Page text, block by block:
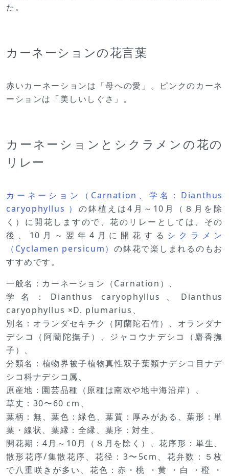
た。
カーネーションの花言葉
赤いカーネーションは「母への愛」。ピンクのカーネ
ーションは「美しいしぐさ」。
カーネーションとシクラメンの花の
リレー
カーネーション（Carnation、学名：Dianthus
caryophyllus ） の鉢植えは4月～10月（８月を除
く）に開花しますので、花のリレーとしては、その
後、10月～翌年4月に開花する シクラメン
（Cyclamen persicum）の鉢花で楽しまれるのもお
すすめです。
一般名：カーネーション（Carnation）、
学名：Dianthus caryophyllus、Dianthus
caryophyllus ×D. plumarius、
別名：オランダセキチク（阿蘭陀石竹）、オランダナ
デシコ（阿蘭陀撫子）、ジャコウナデシコ（麝香撫
子）、
分類名：植物界被子植物真性双子葉類ナデシコ目ナデ
シコ科ナデシコ属、
原産地：園芸品種（原種は南欧や地中海沿岸）、
草丈：30〜60 cm、
葉柄：無、葉色：緑色、葉質：厚みがある、葉形：単
葉・線状、葉縁：全縁、葉序：対生、
開花期：4月～10月（８月を除く）、花序形：単生、
散形花序/集散花序、花径：3〜5cm、花弁数：５枚
で八重咲きが多い、花色：赤・桃 ・黄 ・白 ・橙 ・